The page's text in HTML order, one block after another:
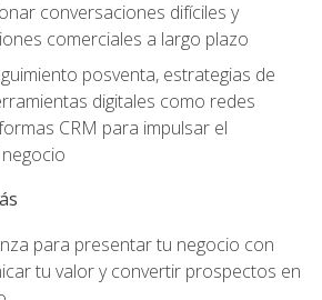
conversaciones difíciles y
comerciales a largo plazo
posventa, estrategias de
digitales como redes
CRM para impulsar el
para presentar tu negocio con
tu valor y convertir prospectos en